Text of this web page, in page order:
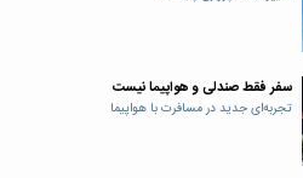
سفر فقط صندلی و هواپیما نیست
تجربه‌ای جدید در مسافرت با هواپیما